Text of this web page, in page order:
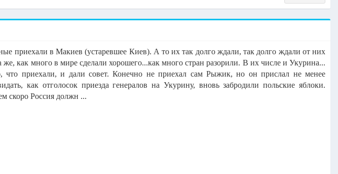
приехали в Макиев (устаревшее Киев). А то их так долго ждали, так долго ждали от них
же, как много в мире сделали хорошего...как много стран разорили. В их числе и Укурина...
приехали, и дали совет. Конечно не приехал сам Рыжик, но он прислал не менее
как отголосок приезда генералов на Укурину, вновь забродили польские яблоки.
скоро Россия должн ...